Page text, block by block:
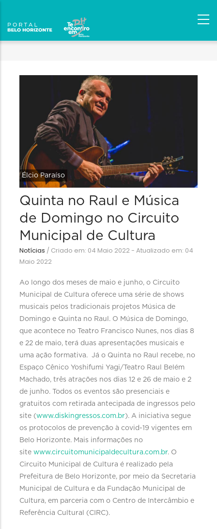
Élcio Paraíso
Quinta no Raul e Música
de Domingo no Circuito
Municipal de Cultura
Notícias / Criado em: 04 Maio 2022 - Atualizado em: 04
Maio 2022
Ao longo dos meses de maio e junho, o Circuito
Municipal de Cultura oferece uma série de shows
musicais pelos tradicionais projetos Música de
Domingo e Quinta no Raul. O Música de Domingo,
que acontece no Teatro Francisco Nunes, nos dias 8
e 22 de maio, terá duas apresentações musicais e
uma ação formativa. Já o Quinta no Raul recebe, no
Espaço Cênico Yoshifumi Yagi/Teatro Raul Belém
Machado, três atrações nos dias 12 e 26 de maio e 2
de junho. Todos os eventos são presenciais e
gratuitos com retirada antecipada de ingressos pelo
site (www.diskingressos.com.br). A iniciativa segue
os protocolos de prevenção à covid-19 vigentes em
Belo Horizonte. Mais informações no
sitewww.circuitomunicipaldecultura.com.br. O
Circuito Municipal de Cultura é realizado pela
Prefeitura de Belo Horizonte, por meio da Secretaria
Municipal de Cultura e da Fundação Municipal de
Cultura, em parceria com o Centro de Intercâmbio e
Referência Cultural (CIRC).